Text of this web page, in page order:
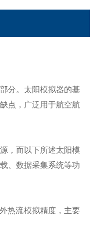
分。太阳模拟器的基
点，广泛用于航空航
，而以下所述太阳模
、数据采集系统等功
热流模拟精度，主要